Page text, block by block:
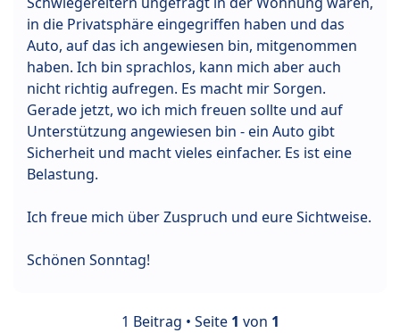
in die Privatsphäre eingegriffen haben und das
Auto, auf das ich angewiesen bin, mitgenommen
haben. Ich bin sprachlos, kann mich aber auch
nicht richtig aufregen. Es macht mir Sorgen.
Gerade jetzt, wo ich mich freuen sollte und auf
Unterstützung angewiesen bin - ein Auto gibt
Sicherheit und macht vieles einfacher. Es ist eine
Belastung.
Ich freue mich über Zuspruch und eure Sichtweise.
Schönen Sonntag!
1 Beitrag • Seite 1 von 1